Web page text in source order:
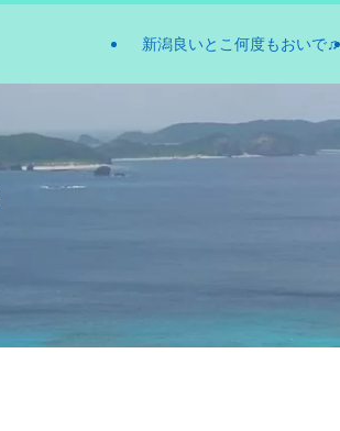
新潟良いとこ何度もおいで♫